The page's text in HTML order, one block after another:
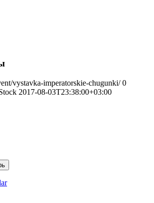
vystavka-imperatorskie-chugunki/ 0
2017-08-03T23:38:00+03:00